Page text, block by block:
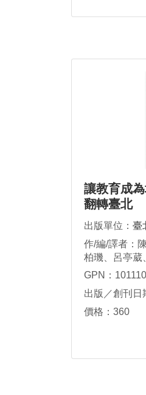
讓教育成
翻轉臺北
出版單位： 臺
作/編/譯者：
柏璣、呂亭葳
李雪鳳、尚漢
弘偉、張云棻
廖純英、蔡來
GPN：
出版／創刊日
價格：360